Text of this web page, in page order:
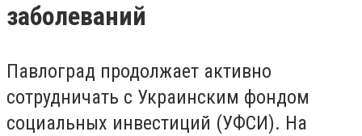
заболеваний
Павлоград продолжает активно
сотрудничать с Украинским фондом
социальных инвестиций (УФСИ). На